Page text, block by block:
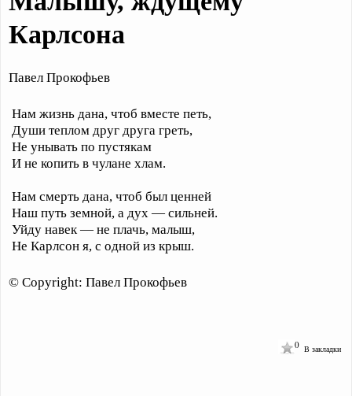
Карлсона
Павел Прокофьев
Нам жизнь дана, чтоб вместе петь,
Души теплом друг друга греть,
Не унывать по пустякам
И не копить в чулане хлам.
Нам смерть дана, чтоб был ценней
Наш путь земной, а дух — сильней.
Уйду навек — не плачь, малыш,
Не Карлсон я, с одной из крыш.
© Copyright: Павел Прокофьев
В закладки
0